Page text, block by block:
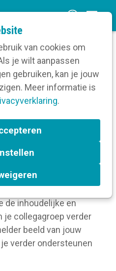
van cookies om
je wilt aanpassen
gebruiken, kan je jouw
Meer informatie is
.
n
m
collegagroep. Tijd om
geven.
de inhoudelijke en
je collegagroep verder
beeld van jouw
verder ondersteunen